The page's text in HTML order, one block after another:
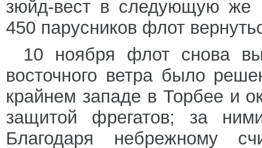
зюйд-вест в следующую же
450 парусников флот
10 ноября флот снова
восточного ветра было
крайнем западе в Торбее и
защитой фрегатов; за
Благодаря небрежному